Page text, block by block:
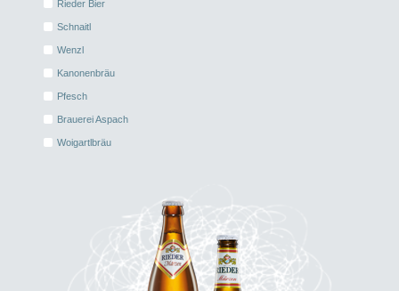
Rieder Bier
Schnaitl
Wenzl
Kanonenbräu
Pfesch
Brauerei Aspach
Woigartlbräu